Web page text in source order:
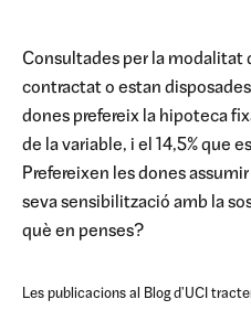
Consultades per la modalitat
contractat o estan
dones prefereix la hipoteca
de la variable, i el 14,5% que
Prefereixen les dones
seva sensibilització amb la
què en penses?
Les publicacions al Blog d'UCI